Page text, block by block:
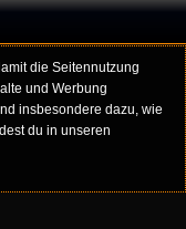
die Seitennutzung
und Werbung
insbesondere dazu, wie
du in unseren